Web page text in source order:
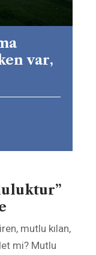
var,
mutlu kılan,
mi? Mutlu